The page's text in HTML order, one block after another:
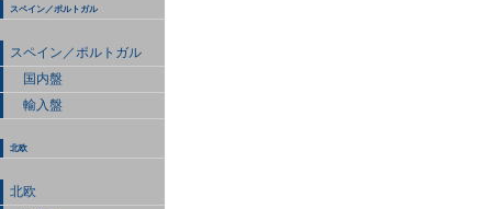
スペイン／ポルトガル
スペイン／ポルトガル
国内盤
輸入盤
北欧
北欧